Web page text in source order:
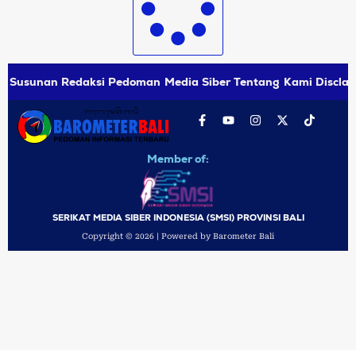
Susunan Redaksi Pedoman Media Siber Tentang Kami
Member of:
SERIKAT MEDIA SIBER INDONESIA (SMSI) PROVINSI BALI
Copyright © 2026 | Powered by Barometer Bali